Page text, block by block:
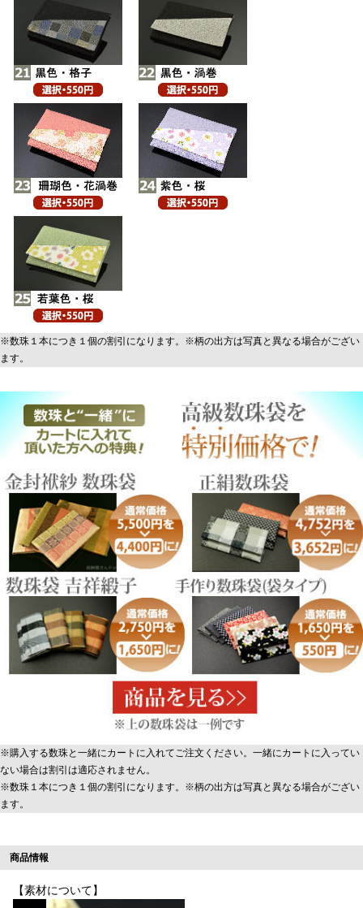
※数珠１本につき１個の割引になります。※柄の出方は写真と異なる場合がござい
ます。
※購入する数珠と一緒にカートに入れてご注文ください。一緒にカートに入ってい
ない場合は割引は適応されません。
※数珠１本につき１個の割引になります。※柄の出方は写真と異なる場合がござい
ます。
商品情報
【素材について】